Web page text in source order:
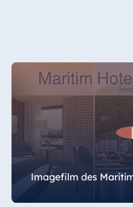
Imagefilm des